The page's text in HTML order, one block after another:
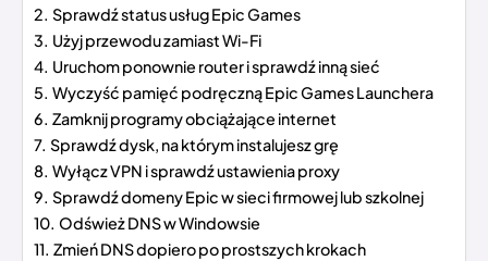
Sprawdź status usług Epic Games
Użyj przewodu zamiast Wi-Fi
Uruchom ponownie router i sprawdź inną sieć
Wyczyść pamięć podręczną Epic Games Launchera
Zamknij programy obciążające internet
Sprawdź dysk, na którym instalujesz grę
Wyłącz VPN i sprawdź ustawienia proxy
Sprawdź domeny Epic w sieci firmowej lub szkolnej
Odśwież DNS w Windowsie
Zmień DNS dopiero po prostszych krokach